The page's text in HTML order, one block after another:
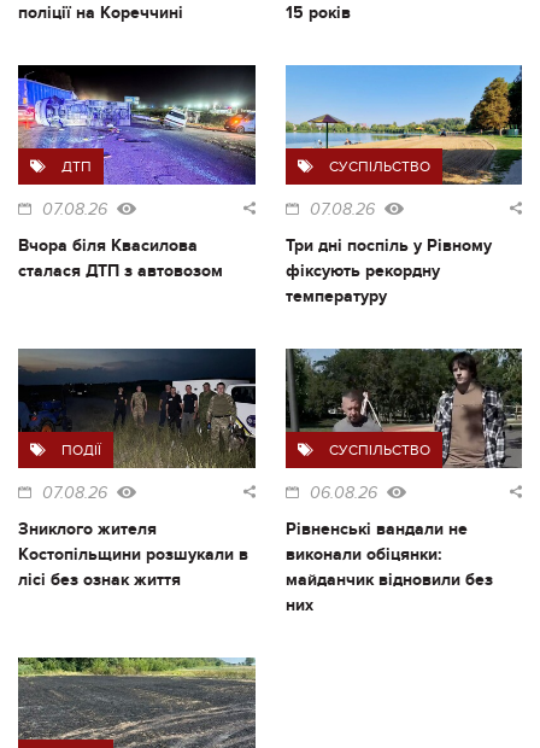
поліції на Кореччині 15 років
ДТП
07.08.26
Вчора біля Квасилова
сталася ДТП з автовозом
СУСПІЛЬСТВО
07.08.26
Три дні поспіль у Рівному
фіксують рекордну
температуру
ПОДІЇ
07.08.26
Зниклого жителя
Костопільщини розшукали в
лісі без ознак життя
СУСПІЛЬСТВО
06.08.26
Рівненські вандали не
виконали обіцянки:
майданчик відновили без
них